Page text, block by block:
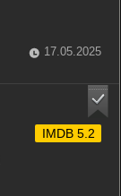
17.05.2025
IMDB 5.2